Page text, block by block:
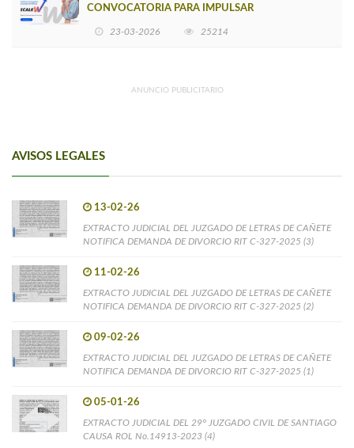
CONVOCATORIA PARA IMPULSAR
23-03-2026 25214
ANUNCIO PUBLICITARIO
AVISOS LEGALES
13-02-26
EXTRACTO JUDICIAL DEL JUZGADO DE LETRAS DE CAÑETE
NOTIFICA DEMANDA DE DIVORCIO RIT C-327-2025 (3)
11-02-26
EXTRACTO JUDICIAL DEL JUZGADO DE LETRAS DE CAÑETE
NOTIFICA DEMANDA DE DIVORCIO RIT C-327-2025 (2)
09-02-26
EXTRACTO JUDICIAL DEL JUZGADO DE LETRAS DE CAÑETE
NOTIFICA DEMANDA DE DIVORCIO RIT C-327-2025 (1)
05-01-26
EXTRACTO JUDICIAL DEL 29° JUZGADO CIVIL DE SANTIAGO
CAUSA ROL No.14913-2023 (4)